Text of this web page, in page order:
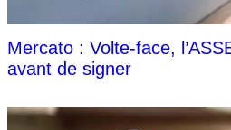
Mercato : Volte-face,
avant de signer